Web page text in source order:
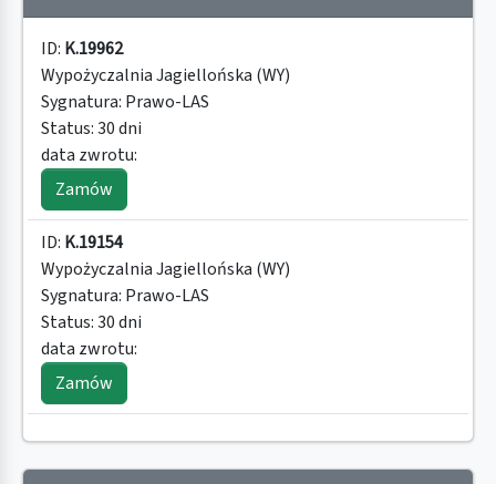
ID: K.19962
Wypożyczalnia Jagiellońska (WY)
Sygnatura: Prawo-LAS
Status:30 dni
data zwrotu:
Zamów
ID: K.19154
Wypożyczalnia Jagiellońska (WY)
Sygnatura: Prawo-LAS
Status:30 dni
data zwrotu:
Zamów